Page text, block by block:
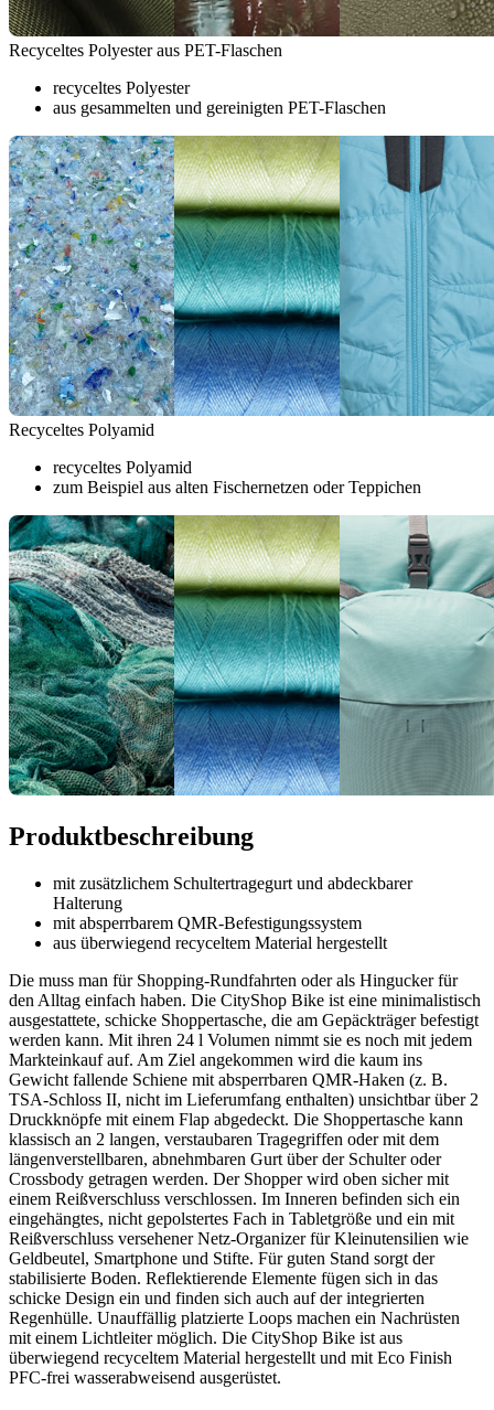
Recyceltes Polyester aus PET-Flaschen
recyceltes Polyester
aus gesammelten und gereinigten PET-Flaschen
Recyceltes Polyamid
recyceltes Polyamid
zum Beispiel aus alten Fischernetzen oder Teppichen
Produktbeschreibung
mit zusätzlichem Schultertragegurt und abdeckbarer
Halterung
mit absperrbarem QMR-Befestigungssystem
aus überwiegend recyceltem Material hergestellt
Die muss man für Shopping-Rundfahrten oder als Hingucker für
den Alltag einfach haben. Die CityShop Bike ist eine minimalistisch
ausgestattete, schicke Shoppertasche, die am Gepäckträger befestigt
werden kann. Mit ihren 24 l Volumen nimmt sie es noch mit jedem
Markteinkauf auf. Am Ziel angekommen wird die kaum ins
Gewicht fallende Schiene mit absperrbaren QMR-Haken (z. B.
TSA-Schloss II, nicht im Lieferumfang enthalten) unsichtbar über 2
Druckknöpfe mit einem Flap abgedeckt. Die Shoppertasche kann
klassisch an 2 langen, verstaubaren Tragegriffen oder mit dem
längenverstellbaren, abnehmbaren Gurt über der Schulter oder
Crossbody getragen werden. Der Shopper wird oben sicher mit
einem Reißverschluss verschlossen. Im Inneren befinden sich ein
eingehängtes, nicht gepolstertes Fach in Tabletgröße und ein mit
Reißverschluss versehener Netz-Organizer für Kleinutensilien wie
Geldbeutel, Smartphone und Stifte. Für guten Stand sorgt der
stabilisierte Boden. Reflektierende Elemente fügen sich in das
schicke Design ein und finden sich auch auf der integrierten
Regenhülle. Unauffällig platzierte Loops machen ein Nachrüsten
mit einem Lichtleiter möglich. Die CityShop Bike ist aus
überwiegend recyceltem Material hergestellt und mit Eco Finish
PFC-frei wasserabweisend ausgerüstet.